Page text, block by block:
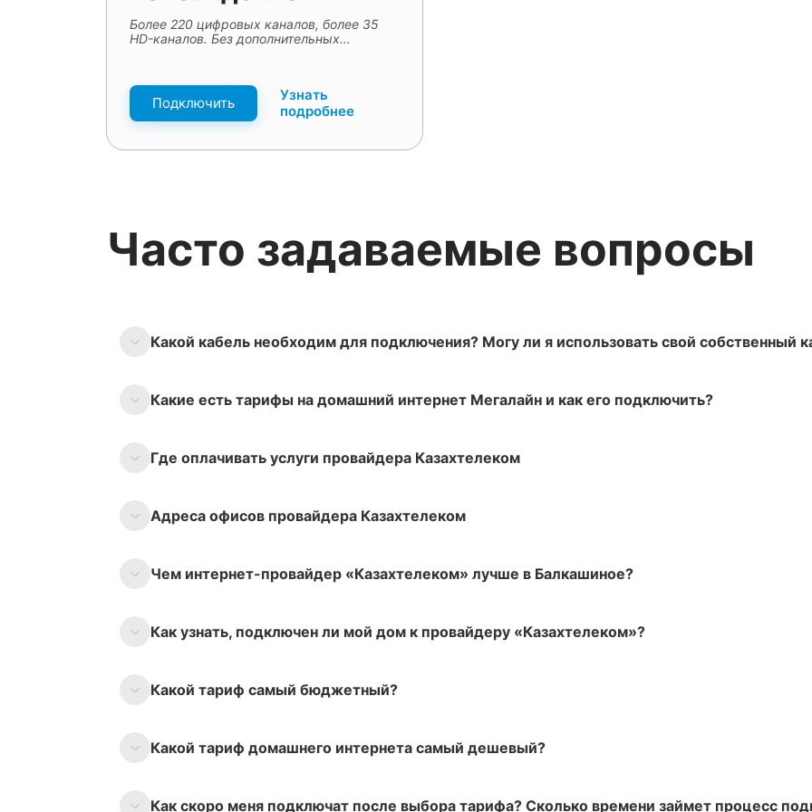
Более 220 цифровых каналов, более 35
HD-каналов. Без дополнительных
Подключить
Узнать
подробнее
Часто задаваемые вопросы
Какой кабель необходим для подключения? Могу ли я использовать свой собственный
Какие есть тарифы на домашний интернет Мегалайн и как его подключить?
Где оплачивать услуги провайдера Казахтелеком
Адреса офисов провайдера Казахтелеком
Чем интернет-провайдер «Казахтелеком» лучше в Балкашиное?
Как узнать, подключен ли мой дом к провайдеру «Казахтелеком»?
Какой тариф самый бюджетный?
Какой тариф домашнего интернета самый дешевый?
Как скоро меня подключат после выбора тарифа? Сколько времени займет процесс